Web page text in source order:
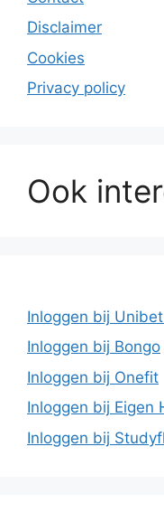
Disclaimer
Cookies
Privacy policy
Ook
Inloggen bij
Inloggen bij Bongo
Inloggen bij Onefit
Inloggen bij Eigen
Inloggen bij